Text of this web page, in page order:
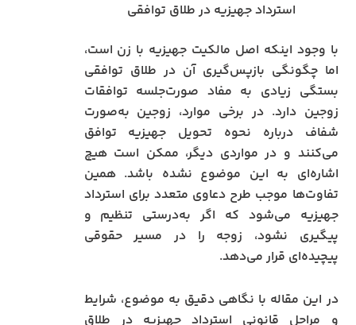
استرداد جهیزیه در طلاق توافقی
با وجود اینکه اصل مالکیت جهیزیه با زن است،
اما چگونگی بازپس‌گیری آن در طلاق توافقی
بستگی زیادی به مفاد صورت‌جلسه توافقات
زوجین دارد. در برخی موارد، زوجین به‌صورت
شفاف درباره نحوه تحویل جهیزیه توافق
می‌کنند و در مواردی دیگر، ممکن است هیچ
اشاره‌ای به این موضوع نشده باشد. همین
تفاوت‌ها موجب طرح دعاوی متعدد برای استرداد
جهیزیه می‌شود که اگر به‌درستی تنظیم و
پیگیری نشود، زوجه را در مسیر حقوقی
پیچیده‌ای قرار می‌دهد.
در این مقاله با نگاهی دقیق به موضوع، شرایط
و مراحل قانونی استرداد جهیزیه در طلاق